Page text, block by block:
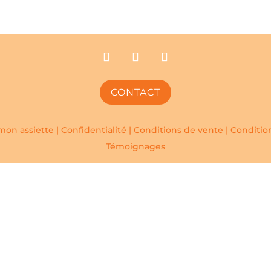
CONTACT
assiette | Confidentialité | Conditions de vente |
Témoignages